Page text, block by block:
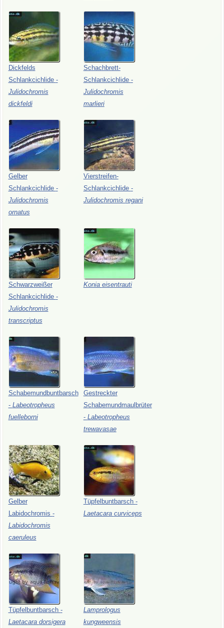
Dickfelds
Schlankcichlide -
Julidochromis
dickfeldi
Schachbrett-
Schlankcichlide -
Julidochromis
marlieri
Gelber
Schlankcichlide -
Julidochromis
ornatus
Vierstreifen-
Schlankcichlide -
Julidochromis regani
Schwarzweißer
Schlankcichlide -
Julidochromis
transcriptus
Konia eisentrauti
Schabemundbuntbarsch
- Labeotropheus
fuelleborni
Gestreckter
Schabemundmaulbrüter
- Labeotropheus
trewavasae
Gelber
Labidochromis -
Labidochromis
caeruleus
Tüpfelbuntbarsch -
Laetacara curviceps
Tüpfelbuntbarsch -
Laetacara dorsigera
Lamprologus
kungweensis